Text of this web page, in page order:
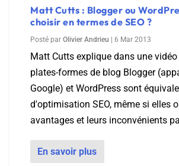
Matt Cutts : Blogger ou
choisir en termes de SEO ?
Posté par Olivier Andrieu 6 Mar 2013
Matt Cutts explique dans une
plates-formes de blog Blogger
Google) et WordPress sont
d'optimisation SEO, même si elles
avantages et leurs inconvénients
En savoir plus